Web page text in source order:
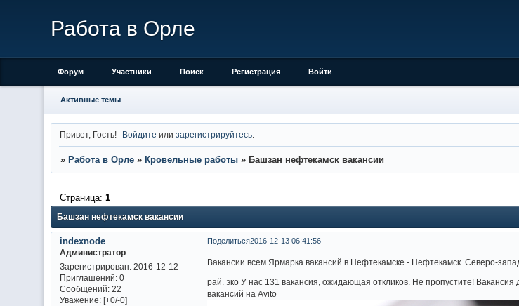
Работа в Орле
Форум Участники Поиск Регистрация Войти
Активные темы
Привет, Гость! Войдите илизарегистрируйтесь
» Работа в Орле » Кровельные работы » Башзан нефтекамск вакансии
Башзан нефтекамск вакансии
Страница: 1
Поделиться2016-12-13 06:41:56
indexnode
Администратор
Зарегистрирован: 2016-12-12
Приглашений:0
Сообщений:22
Уважение: [+0/-0]
Вакансии всем Ярмарка вакансий в Нефтекамске - Нефтекамск. Северо-
рай. эко У нас 131 вакансия, ожидающая откликов. Не пропустите!
вакансий на Avito